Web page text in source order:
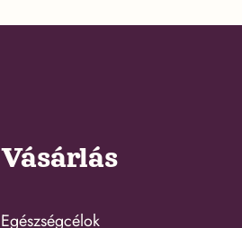
Vásárlás
Egészségcélok